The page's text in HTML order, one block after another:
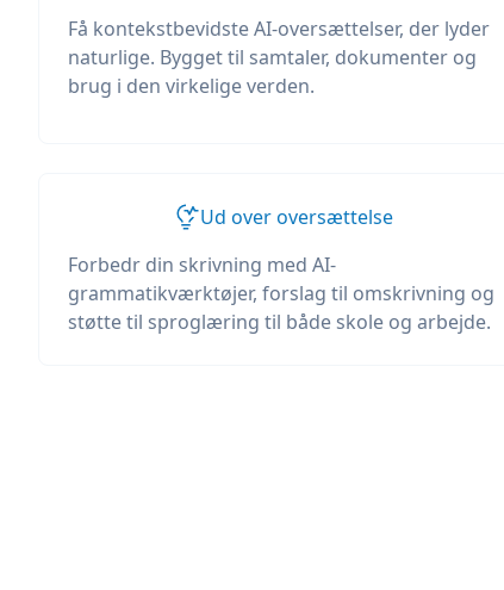
Få kontekstbevidste AI-oversættelser, der lyder
naturlige. Bygget til samtaler, dokumenter og
brug i den virkelige verden.
Ud over oversættelse
Forbedr din skrivning med AI-
grammatikværktøjer, forslag til omskrivning og
støtte til sproglæring til både skole og arbejde.